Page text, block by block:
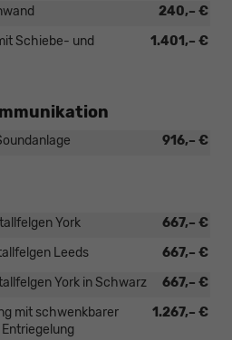
240,– €
1.401,– €
Schiebe- und
916,– €
667,– €
York
667,– €
Leeds
667,– €
York in Schwarz
1.267,– €
mit schwenkbarer